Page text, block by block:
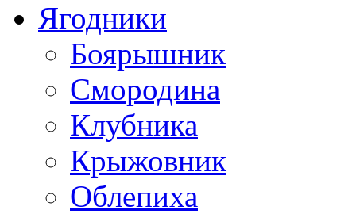
Ягодники
Боярышник
Смородина
Клубника
Крыжовник
Облепиха